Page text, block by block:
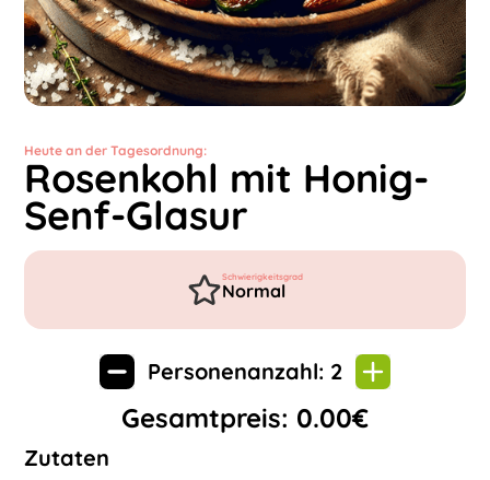
Heute an der Tagesordnung:
Rosenkohl mit Honig-
Senf-Glasur
Schwierigkeitsgrad
Normal
Personenanzahl: 2
Gesamtpreis: 0.00€
Zutaten